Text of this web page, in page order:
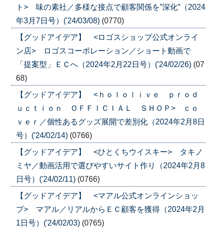
ト> 味の素社／多様な接点で顧客関係を”深化”（2024
年3月7日号）('24/03/08) (0770)
【グッドアイデア】 <ロゴスショップ公式オンライ
ン店> ロゴスコーポレーション／ショート動画で
「提案型」ＥＣへ（2024年2月22日号）('24/02/26) (07
68)
【グッドアイデア】 <ｈｏｌｏｌｉｖｅ ｐｒｏｄ
ｕｃｔｉｏｎ ＯＦＦＩＣＩＡＬ ＳＨＯＰ> ｃｏ
ｖｅｒ／個性あるグッズ展開で差別化（2024年2月8日
号）('24/02/14) (0766)
【グッドアイデア】 <ひとくちウイスキー> タキノ
ミヤ／動画活用で選びやすいサイト作り（2024年2月8
日号）('24/02/11) (0766)
【グッドアイデア】 <マアル公式オンラインショッ
プ> マアル／リアルからＥＣ顧客を獲得（2024年2月
1日号）('24/02/03) (0765)